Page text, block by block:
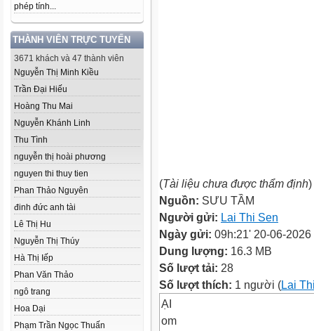
phép tính...
THÀNH VIÊN TRỰC TUYẾN
3671 khách và 47 thành viên
Nguyễn Thị Minh Kiều
Trần Đại Hiếu
Hoàng Thu Mai
Nguyễn Khánh Linh
Thu Tình
nguyễn thị hoài phương
nguyen thi thuy tien
Phan Thảo Nguyên
đinh đức anh tài
Lê Thị Hu
Nguyễn Thị Thúy
Hà Thị Iếp
Phan Văn Thảo
ngô trang
Hoa Dại
Phạm Trần Ngọc Thuấn
(Tài liệu chưa được thẩm định)
Nguồn: SƯU TẦM
Người gửi: Lai Thi Sen
Ngày gửi: 09h:21' 20-06-2026
Dung lượng: 16.3 MB
Số lượt tải: 28
Số lượt thích: 1 người (Lai
ẠI
om